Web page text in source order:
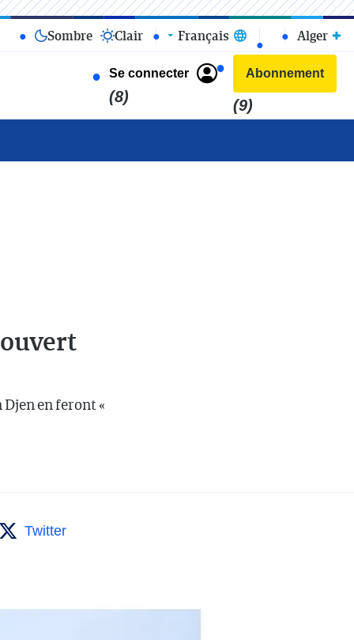
Se connecter
(8)
Abonnement
(9)
Sombre Clair Français Alger
en feront «
Twitter